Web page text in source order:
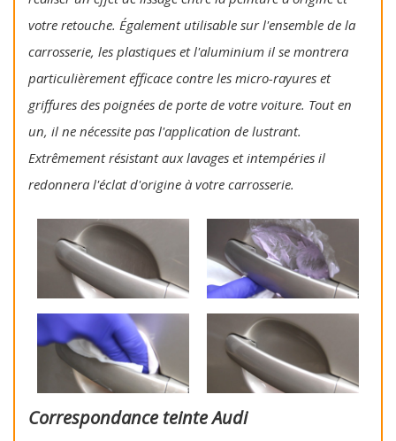
votre retouche. Également utilisable sur l'ensemble de la
carrosserie, les plastiques et l'aluminium il se montrera
particulièrement efficace contre les micro-rayures et
griffures des poignées de porte de votre voiture. Tout en
un, il ne nécessite pas l'application de lustrant.
Extrêmement résistant aux lavages et intempéries il
redonnera l'éclat d'origine à votre carrosserie.
Correspondance teinte Audi